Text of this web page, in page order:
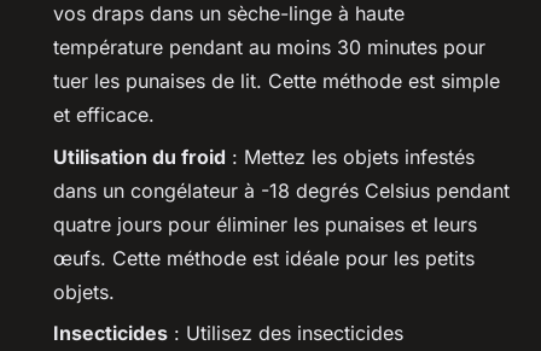
vos draps dans un sèche-linge à haute
température pendant au moins 30 minutes pour
tuer les punaises de lit. Cette méthode est simple
et efficace.
Utilisation du froid : Mettez les objets infestés
dans un congélateur à -18 degrés Celsius pendant
quatre jours pour éliminer les punaises et leurs
œufs. Cette méthode est idéale pour les petits
objets.
Insecticides : Utilisez des insecticides